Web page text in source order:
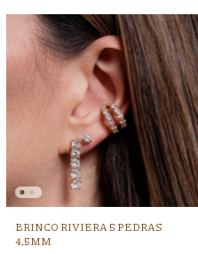
BRINCO RIVIERA 5 PEDRAS
4,5MM